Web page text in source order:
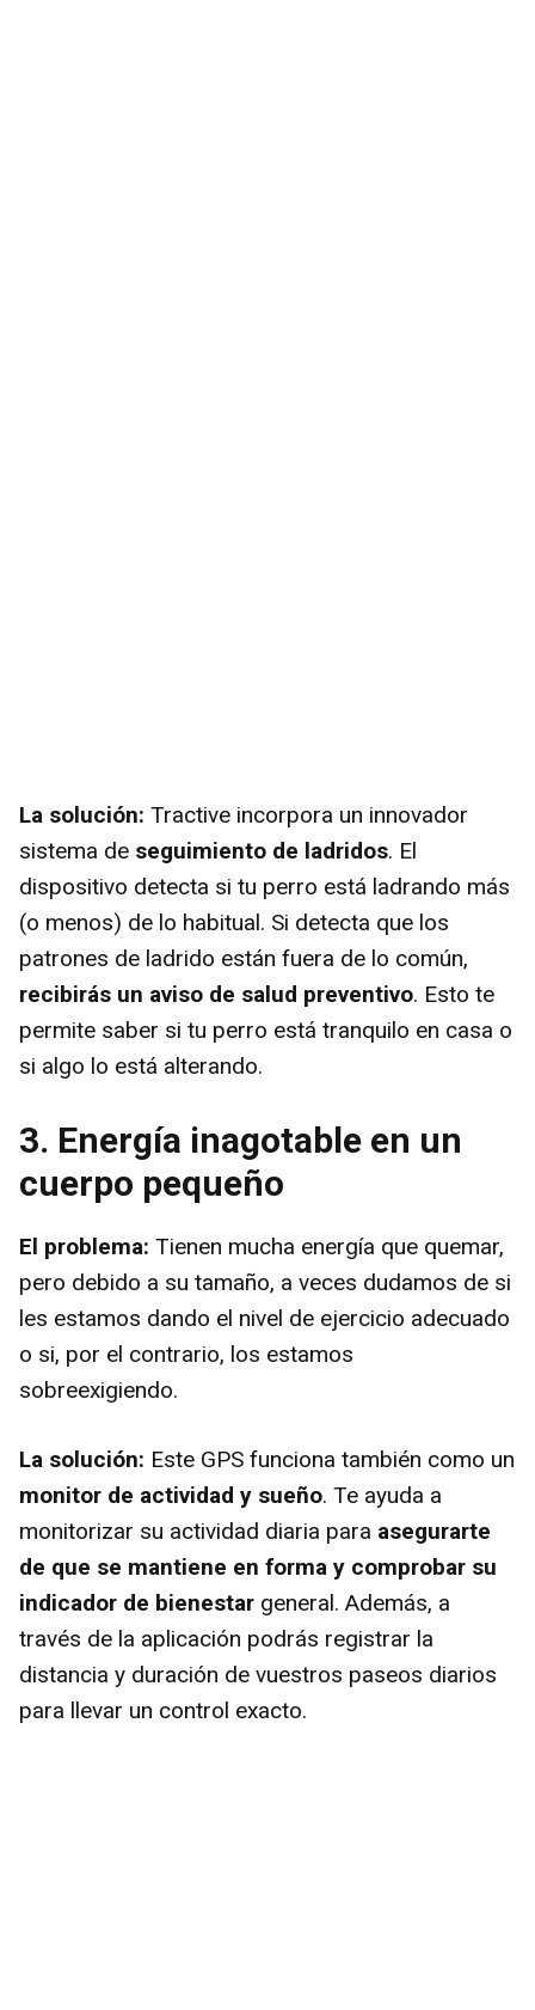
La solución: Tractive incorpora un innovador
sistema de seguimiento de ladridos. El
dispositivo detecta si tu perro está ladrando más
(o menos) de lo habitual. Si detecta que los
patrones de ladrido están fuera de lo común,
recibirás un aviso de salud preventivo. Esto te
permite saber si tu perro está tranquilo en casa o
si algo lo está alterando.
3. Energía inagotable en un
cuerpo pequeño
El problema: Tienen mucha energía que quemar,
pero debido a su tamaño, a veces dudamos de si
les estamos dando el nivel de ejercicio adecuado
o si, por el contrario, los estamos
sobreexigiendo.
La solución: Este GPS funciona también como un
monitor de actividad y sueño. Te ayuda a
monitorizar su actividad diaria para asegurarte
de que se mantiene en forma y comprobar su
indicador de bienestar general. Además, a
través de la aplicación podrás registrar la
distancia y duración de vuestros paseos diarios
para llevar un control exacto.